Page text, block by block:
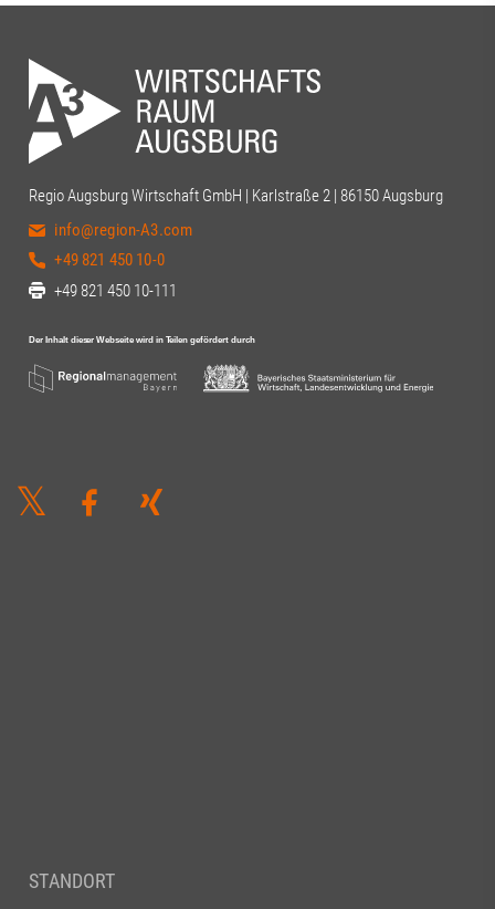
Regio Augsburg Wirtschaft GmbH | Karlstraße 2 | 86150 Augsburg
info@region-A3.com
+49 821 450 10-0
+49 821 450 10-111
STANDORT